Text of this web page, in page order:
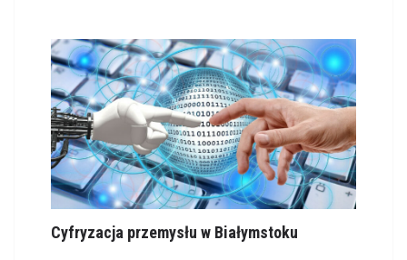
Cyfryzacja przemysłu w Białymstoku